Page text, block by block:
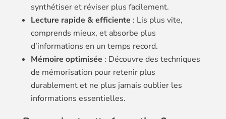
synthétiser et réviser plus facilement.
Lecture rapide & efficiente : Lis plus vite,
comprends mieux, et absorbe plus
d’informations en un temps record.
Mémoire optimisée : Découvre des techniques
de mémorisation pour retenir plus
durablement et ne plus jamais oublier les
informations essentielles.